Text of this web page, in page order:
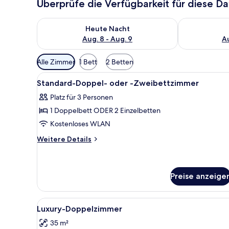
Überprüfe die Verfügbarkeit für diese
Heute Nacht
Aug. 8 - Aug. 9
Überprüfe die Verfügbarkeit für heute Nacht, Aug. 8
Überprüfe
Verfügbare
Filter
für
Alle Zimmer 1 Bett 2 Betten
Alle
Fotos
für
Standard-
Doppel-
oder
Ein Hotelzimmer mit einem
4
Standard-Doppel- oder -Zweibettzimmer
Platz für 3 Personen
1 Doppelbett ODER 2 Einzelbetten
Kostenloses WLAN
Weitere Details
Weitere
oder
Zweibettzimmer
Preise
Alle
Fotos
für
Ein Hotelzimmer mit einem
4
Luxury-Doppelzimmer
35 m²